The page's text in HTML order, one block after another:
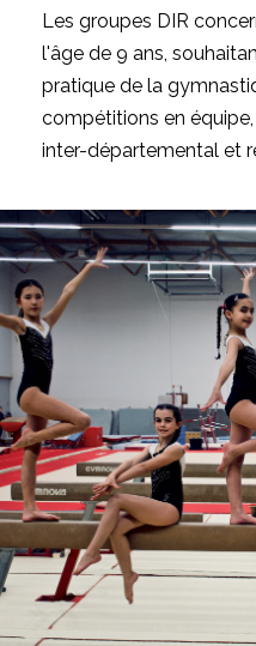
Les groupes DIR
l'âge de 9 ans,
pratique de la
compétitions en
inter-départemental et